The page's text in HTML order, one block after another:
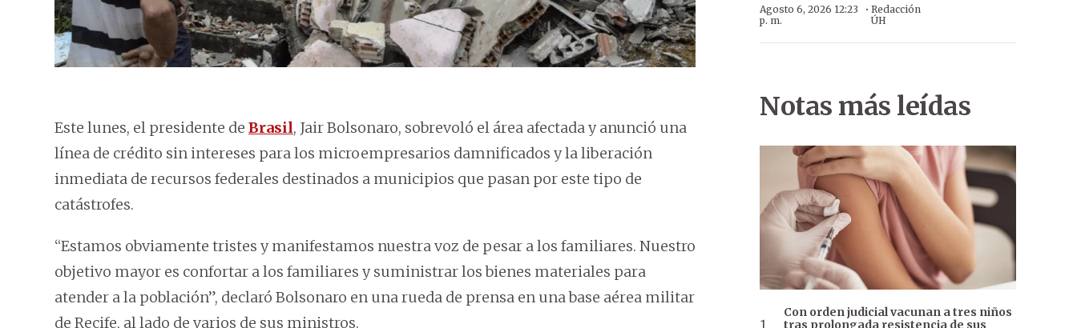
Este lunes, el presidente de Brasil, Jair Bolsonaro, sobrevoló el área afectada y anunció una
línea de crédito sin intereses para los microempresarios damnificados y la liberación
inmediata de recursos federales destinados a municipios que pasan por este tipo de
catástrofes.
“Estamos obviamente tristes y manifestamos nuestra voz de pesar a los familiares. Nuestro
objetivo mayor es confortar a los familiares y suministrar los bienes materiales para
atender a la población”, declaró Bolsonaro en una rueda de prensa en una base aérea militar
de Recife, al lado de varios de sus ministros.
Agosto 6, 2026 12:23
p. m.
·Redacción
ÚH
Notas más leídas
Con orden judicial vacunan a tres niños
tras prolongada resistencia de sus